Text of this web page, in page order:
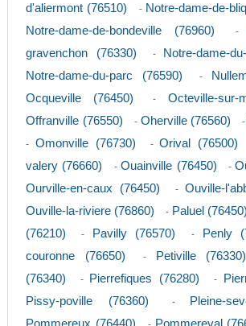
d'aliermont (76510)
- Notre-dame-de-
Notre-dame-de-bondeville (76960) -
gravenchon (76330)
- Notre-dame-
Notre-dame-du-parc (76590) -
Ocqueville (76450) - Octeville-
Offranville (76550) - Oherville (76560)
- Omonville (76730) -Orival (76500)
valery (76660)
-Ouainville (76450) -
Ourville-en-caux (76450) -Ouville-
Ouville-la-riviere (76860) - Paluel (76450)
(76210)
- Pavilly (76570) - Penly
couronne (76650)
- Petiville (76330)
(76340)
- Pierrefiques (76280) -
Pissy-poville (76360) - Pleine-